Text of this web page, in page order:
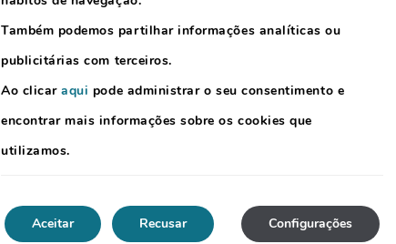
O restaurante
Também podemos partilhar informações analíticas ou
publicitárias com terceiros.
Ao clicaraqui pode administrar o seu consentimento e
encontrar mais informações sobre os cookies que
utilizamos.
Aceitar Configurações
Recusar